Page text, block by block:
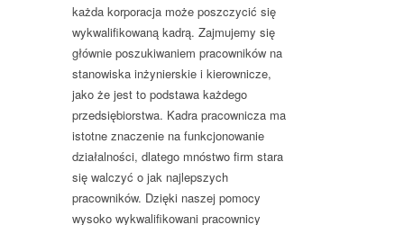
każda korporacja może poszczycić się
wykwalifikowaną kadrą. Zajmujemy się
głównie poszukiwaniem pracowników na
stanowiska inżynierskie i kierownicze,
jako że jest to podstawa każdego
przedsiębiorstwa. Kadra pracownicza ma
istotne znaczenie na funkcjonowanie
działalności, dlatego mnóstwo firm stara
się walczyć o jak najlepszych
pracowników. Dzięki naszej pomocy
wysoko wykwalifikowani pracownicy